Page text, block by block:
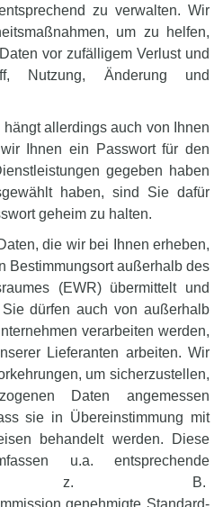
zu verwalten. Wir
um zu helfen,
vor zufälligem Verlust und
Nutzung, Änderung und
allerdings auch von Ihnen
Ihnen ein Passwort für den
gegeben haben
haben, sind Sie dafür
geheim zu halten.
die wir bei Ihnen erheben,
Bestimmungsort außerhalb des
(EWR) übermittelt und
dürfen auch von außerhalb
verarbeiten werden,
Lieferanten arbeiten. Wir
um sicherzustellen,
Daten angemessen
sie in Übereinstimmung mit
behandelt werden. Diese
u.a. entsprechende
z. B.
genehmigte Standard-